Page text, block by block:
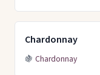
Chardonnay
🍇 Chardonnay